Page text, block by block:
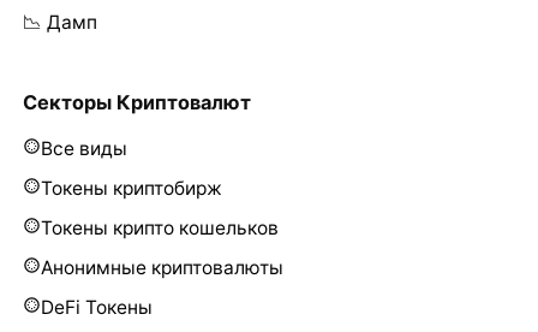
📉 Дамп
Секторы Криптовалют
Все виды
Токены криптобирж
Токены крипто кошельков
Анонимные криптовалюты
DeFi Токены